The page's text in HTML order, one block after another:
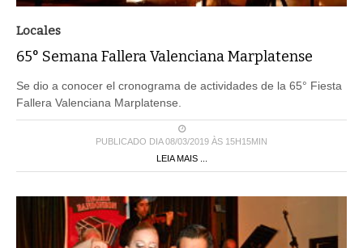
Locales
65° Semana Fallera Valenciana Marplatense
Se dio a conocer el cronograma de actividades de la 65° Fiesta
Fallera Valenciana Marplatense.
PUBLICADO DIA 08/03/2019 ÀS 15H15MIN
LEIA MAIS ...